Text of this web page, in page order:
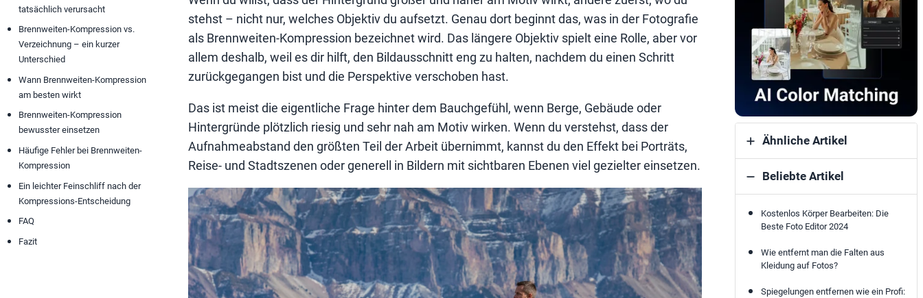
tatsächlich verursacht
Brennweiten-Kompression vs.
Verzeichnung – ein kurzer
Unterschied
Wann Brennweiten-Kompression
am besten wirkt
Brennweiten-Kompression
bewusster einsetzen
Häufige Fehler bei Brennweiten-
Kompression
Ein leichter Feinschliff nach der
Kompressions-Entscheidung
FAQ
Fazit
stehst – nicht nur, welches Objektiv du aufsetzt. Genau dort beginnt das, was in der Fotografie
als Brennweiten-Kompression bezeichnet wird. Das längere Objektiv spielt eine Rolle, aber vor
allem deshalb, weil es dir hilft, den Bildausschnitt eng zu halten, nachdem du einen Schritt
zurückgegangen bist und die Perspektive verschoben hast.
Das ist meist die eigentliche Frage hinter dem Bauchgefühl, wenn Berge, Gebäude oder
Hintergründe plötzlich riesig und sehr nah am Motiv wirken. Wenn du verstehst, dass der
Aufnahmeabstand den größten Teil der Arbeit übernimmt, kannst du den Effekt bei Porträts,
Reise- und Stadtszenen oder generell in Bildern mit sichtbaren Ebenen viel gezielter einsetzen.
Ähnliche Artikel
Beliebte Artikel
Kostenlos Körper Bearbeiten: Die
Beste Foto Editor 2024
Wie entfernt man die Falten aus
Kleidung auf Fotos?
Spiegelungen entfernen wie ein Profi: